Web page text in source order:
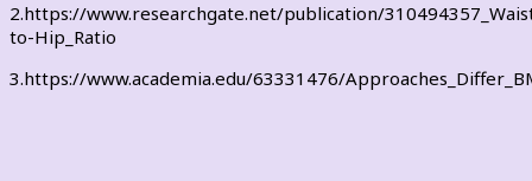
2.https://www.researchgate.net/publication/
to-Hip_Ratio
3.https://www.academia.edu/63331476/